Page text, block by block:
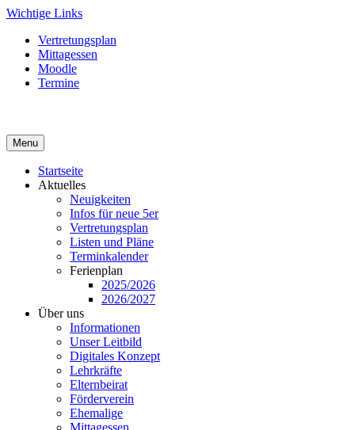
Skip
content
Wichtige Links
Vertretungsplan
Mittagessen
Moodle
Termine
Menu
Startseite
Aktuelles
Neuigkeiten
Infos für neue 5er
Vertretungsplan
Listen und Pläne
Terminkalender
Ferienplan
2025/2026
2026/2027
Über uns
Informationen
Unser Leitbild
Digitales Konzept
Lehrkräfte
Elternbeirat
Förderverein
Ehemalige
Mittagessen